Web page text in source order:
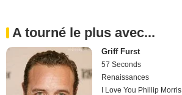
A tourné le plus avec...
Griff Furst
57 Seconds
Renaissances
I Love You Phillip Morris